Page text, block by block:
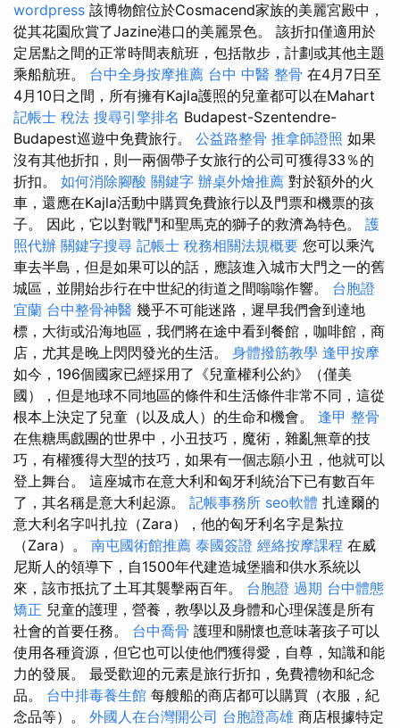
wordpress 該博物館位於Cosmacend家族的美麗宮殿中，
從其花園欣賞了Jazine港口的美麗景色。 該折扣僅適用於
定居點之間的正常時間表航班，包括散步，計劃或其他主題
乘船航班。 台中全身按摩推薦 台中 中醫 整骨 在4月7日至
4月10日之間，所有擁有Kajla護照的兒童都可以在Mahart
記帳士 稅法 搜尋引擎排名 Budapest-Szentendre-
Budapest巡遊中免費旅行。 公益路整骨 推拿師證照 如果
沒有其他折扣，則一兩個帶子女旅行的公司可獲得33％的
折扣。 如何消除腳酸 關鍵字 辦桌外燴推薦 對於額外的火
車，還應在Kajla活動中購買免費旅行以及門票和機票的孩
子。 因此，它以對戰鬥和聖馬克的獅子的救濟為特色。 護
照代辦 關鍵字搜尋 記帳士 稅務相關法規概要 您可以乘汽
車去半島，但是如果可以的話，應該進入城市大門之一的舊
城區，並開始步行在中世紀的街道之間嗡嗡作響。 台胞證
宜蘭 台中整骨神醫 幾乎不可能迷路，遲早我們會到達地
標，大街或沿海地區，我們將在途中看到餐館，咖啡館，商
店，尤其是晚上閃閃發光的生活。 身體撥筋教學 逢甲按摩
如今，196個國家已經採用了《兒童權利公約》（僅美
國），但是地球不同地區的條件和生活條件非常不同，這從
根本上決定了兒童（以及成人）的生命和機會。 逢甲 整骨
在焦糖馬戲團的世界中，小丑技巧，魔術，雜亂無章的技
巧，有權獲得大型的技巧，如果有一個志願小丑，他就可以
登上舞台。 這座城市在意大利和匈牙利統治下已有數百年
了，其名稱是意大利起源。 記帳事務所 seo軟體 扎達爾的
意大利名字叫扎拉（Zara），他的匈牙利名字是紮拉
（Zara）。 南屯國術館推薦 泰國簽證 經絡按摩課程 在威
尼斯人的領導下，自1500年代建造城堡牆和供水系統以
來，該市抵抗了土耳其襲擊兩百年。 台胞證 過期 台中體態
矯正 兒童的護理，營養，教學以及身體和心理保護是所有
社會的首要任務。 台中喬骨 護理和關懷也意味著孩子可以
使用各種資源，但它也可以使他們獲得愛，自尊，知識和能
力的發展。 最受歡迎的元素是旅行折扣，免費禮物和紀念
品。 台中排毒養生館 每艘船的商店都可以購買（衣服，紀
念品等）。 外國人在台灣開公司 台胞證高雄 商店根據特定